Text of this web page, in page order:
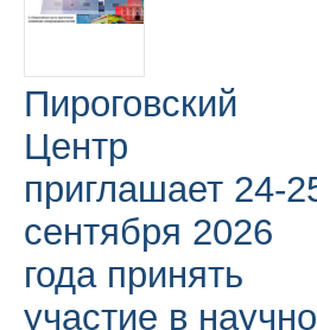
Пироговский
Центр
приглашает 24-
сентября 2026
года принять
участие в